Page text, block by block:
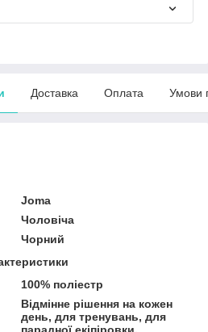
Доставка Оплата Умови
Joma
Чоловіча
Чорний
100% поліестр
Відмінне рішення на кожен
день, для тренувань, для
парадної екіпіровки.